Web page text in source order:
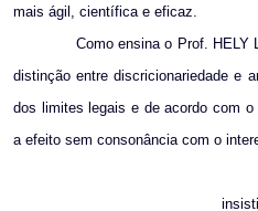
mais ágil, científica e eficaz.
Como ensina o Prof. HELY
distinção entre discricionariedade e
dos limites legais e de acordo com
a efeito sem consonância com o